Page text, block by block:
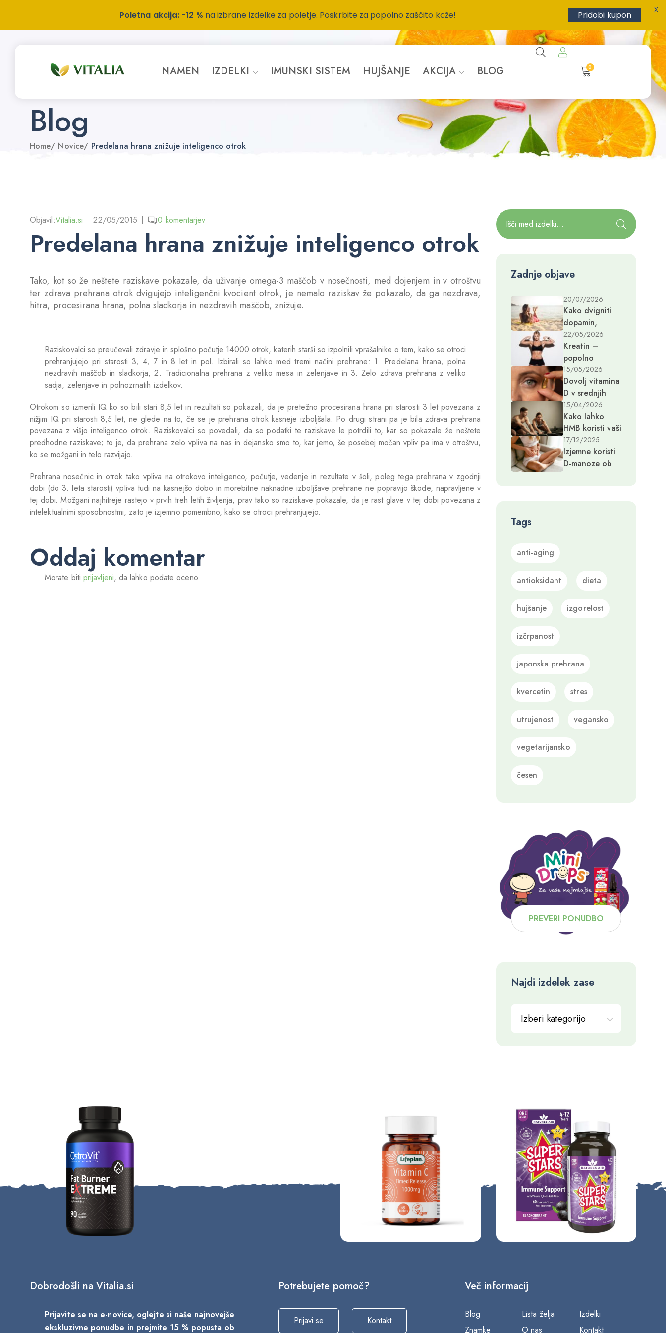
NAMEN IZDELKI IMUNSKI SISTEM HUJŠANJE AKCIJA BLOG 0
Blog
Home/ Novice/ Predelana hrana znižuje inteligenco otrok
Objavil:Vitalia.si 22/05/2015 0 komentarjev
Predelana hrana znižuje inteligenco otrok
Tako, kot so že neštete raziskave pokazale, da uživanje omega-3 maščob v nosečnosti, med dojenjem in v otroštvu
ter zdrava prehrana otrok dvigujejo inteligenčni kvocient otrok, je nemalo raziskav že pokazalo, da ga nezdrava,
hitra, procesirana hrana, polna sladkorja in nezdravih maščob, znižuje.
Raziskovalci so preučevali zdravje in splošno počutje 14000 otrok, katerih starši so izpolnili vprašalnike o tem, kako se otroci
prehranjujejo pri starosti 3, 4, 7 in 8 let in pol. Izbirali so lahko med tremi načini prehrane: 1. Predelana hrana, polna
nezdravih maščob in sladkorja, 2. Tradicionalna prehrana z veliko mesa in zelenjave in 3. Zelo zdrava prehrana z veliko
sadja, zelenjave in polnozrnatih izdelkov.
Otrokom so izmerili IQ ko so bili stari 8,5 let in rezultati so pokazali, da je pretežno procesirana hrana pri starosti 3 let povezana z
nižjim IQ pri starosti 8,5 let, ne glede na to, če se je prehrana otrok kasneje izboljšala. Po drugi strani pa je bila zdrava prehrana
povezana z višjo inteligenco otrok. Raziskovalci so povedali, da so podatki te raziskave le potrdili to, kar so pokazale že neštete
predhodne raziskave; to je, da prehrana zelo vpliva na nas in dejansko smo to, kar jemo, še posebej močan vpliv pa ima v otroštvu,
ko se možgani in telo razvijajo.
Prehrana nosečnic in otrok tako vpliva na otrokovo inteligenco, počutje, vedenje in rezultate v šoli, poleg tega prehrana v zgodnji
dobi (do 3. leta starosti) vpliva tudi na kasnejšo dobo in morebitne naknadne izboljšave prehrane ne popravijo škode, napravljene v
tej dobi. Možgani najhitreje rastejo v prvih treh letih življenja, prav tako so raziskave pokazale, da je rast glave v tej dobi povezana z
intelektualnimi sposobnostmi, zato je izjemno pomembno, kako se otroci prehranjujejo.
Oddaj komentar
Morate biti prijavljeni, da lahko podate oceno.
Zadnje objave
20/07/2026
Kako dvigniti
dopamin,
hormon sreče
in dobrega
počutja?
22/05/2026
Kreatin –
popolno
dopolnilo za
ženske v zrelih
letih
15/05/2026
Dovolj vitamina
D v srednjih
letih preprečuje
demenco
desetletja
kasneje
15/04/2026
Kako lahko
HMB koristi vaši
mišični in kostni
masi in s tem
zdravju
17/12/2025
Izjemne koristi
D-manoze ob
Tags
anti-aging
antioksidant dieta
hujšanje izgorelost
izčrpanost
japonska prehrana
kvercetin stres
utrujenost vegansko
vegetarijansko
česen
PREVERI PONUDBO
Najdi izdelek zase
Izberi kategorijo
Dobrodošli na Vitalia.si
Prijavite se na e-novice, oglejte si naše najnovejše
ekskluzivne ponudbe in prejmite 15 % popusta ob
Potrebujete pomoč?
Prijavi se Kontakt
Več informacij
Blog Lista želja
Izdelki
Znamke
O nas Kontakt
Poletna akcija: -12 % na izbrane izdelke za poletje. Poskrbite za popolno zaščito kože! Pridobi kupon X